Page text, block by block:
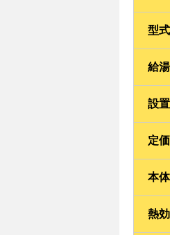
型式
給
設
定価
本
熱